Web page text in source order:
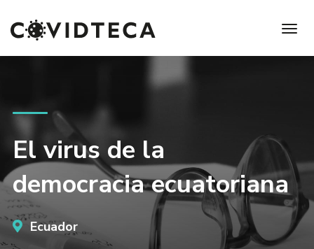
El virus de la
democracia ecuatoriana
Ecuador